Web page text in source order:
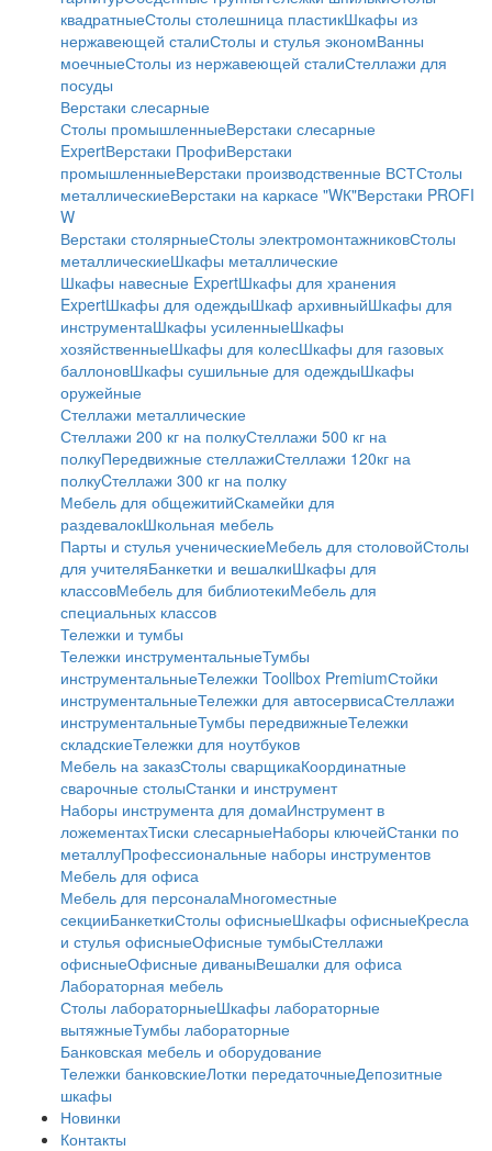
квадратныеСтолы столешница пластикШкафы из
нержавеющей сталиСтолы и стулья экономВанны
моечныеСтолы из нержавеющей сталиСтеллажи для
посуды
Верстаки слесарные
Столы промышленныеВерстаки слесарные
ExpertВерстаки ПрофиВерстаки
промышленныеВерстаки производственные ВСТСтолы
металлическиеВерстаки на каркасе "WК"Верстаки PROFI
W
Верстаки столярныеСтолы электромонтажниковСтолы
металлическиеШкафы металлические
Шкафы навесные ExpertШкафы для хранения
ExpertШкафы для одеждыШкаф архивныйШкафы для
инструментаШкафы усиленныеШкафы
хозяйственныеШкафы для колесШкафы для газовых
баллоновШкафы сушильные для одеждыШкафы
оружейные
Стеллажи металлические
Стеллажи 200 кг на полкуСтеллажи 500 кг на
полкуПередвижные стеллажиСтеллажи 120кг на
полкуCтеллажи 300 кг на полку
Мебель для общежитийСкамейки для
раздевалокШкольная мебель
Парты и стулья ученическиеМебель для столовойСтолы
для учителяБанкетки и вешалкиШкафы для
классовМебель для библиотекиМебель для
специальных классов
Тележки и тумбы
Тележки инструментальныеТумбы
инструментальныеТележки Toollbox PremiumСтойки
инструментальныеТележки для автосервисаСтеллажи
инструментальныеТумбы передвижныеТележки
складскиеТележки для ноутбуков
Мебель на заказСтолы сварщикаКоординатные
сварочные столыСтанки и инструмент
Наборы инструмента для домаИнструмент в
ложементахТиски слесарныеНаборы ключейСтанки по
металлуПрофессиональные наборы инструментов
Мебель для офиса
Мебель для персоналаМногоместные
секцииБанкеткиСтолы офисныеШкафы офисныеКресла
и стулья офисныеОфисные тумбыСтеллажи
офисныеОфисные диваныВешалки для офиса
Лабораторная мебель
Столы лабораторныеШкафы лабораторные
вытяжныеТумбы лабораторные
Банковская мебель и оборудование
Тележки банковскиеЛотки передаточныеДепозитные
шкафы
Новинки
Контакты